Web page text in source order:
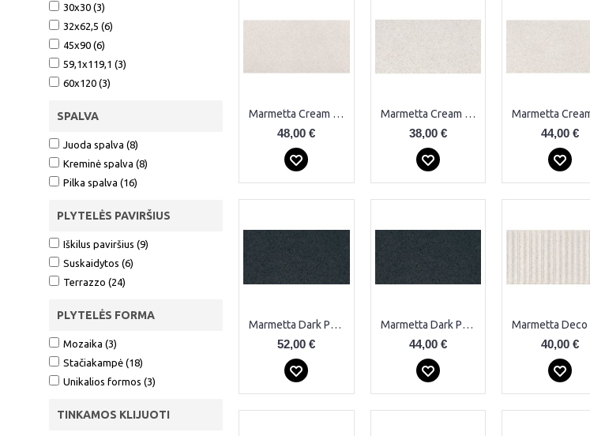
30x30 (3)
32x62,5 (6)
45x90 (6)
59,1x119,1 (3)
60x120 (3)
SPALVA
Juoda spalva (8)
Kreminė spalva (8)
Pilka spalva (16)
PLYTELĖS PAVIRŠIUS
Iškilus paviršius (9)
Suskaidytos (6)
Terrazzo (24)
PLYTELĖS FORMA
Mozaika (3)
Stačiakampė (18)
Unikalios formos (3)
TINKAMOS KLIJUOTI
Marmetta Cream Plytelės
48,00 €
Marmetta Cream Plytelės
38,00 € 44,00 €
Marmetta Dark Plytelės
52,00 €
Marmetta Dark Plytelės
44,00 € 40,00 €